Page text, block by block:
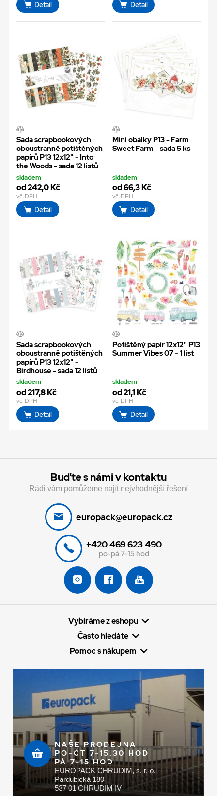
Detail Detail
Sada scrapbookových
oboustranně potištěných
papírů P13 12x12" - Into
the Woods - sada 12 listů
skladem
od 242,0 Kč
vč. DPH
Detail
Mini obálky P13 - Farm
Sweet Farm - sada 5 ks
skladem
od 66,3 Kč
vč. DPH
Detail
Sada scrapbookových
oboustranně potištěných
papírů P13 12x12" -
Birdhouse - sada 12 listů
skladem
od 217,8 Kč
vč. DPH
Detail
Potištěný papír 12x12" P13
Summer Vibes 07 - 1 list
skladem
od 21,1 Kč
vč. DPH
Detail
Buďte s námi v kontaktu
Rádi vám pomůžeme najít nejvhodnější řešení
europack@europack.cz
+420 469 623 490
po-pá 7-15 hod
Vybíráme z eshopu
Často hledáte
Pomoc s nákupem
NAŠE PRODEJNA
PO-ČT 7-15.30 HOD
PÁ 7-15 HOD
EUROPACK CHRUDIM, s. r. o.
Pardubická 180
537 01 CHRUDIM IV